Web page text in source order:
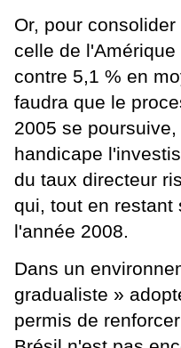
Or, pour
celle de
contre 5,1 % en
faudra que le
2005 se
handicape
du taux directeur
qui, tout en restant
l'année 2008.
Dans un
gradualiste »
permis de